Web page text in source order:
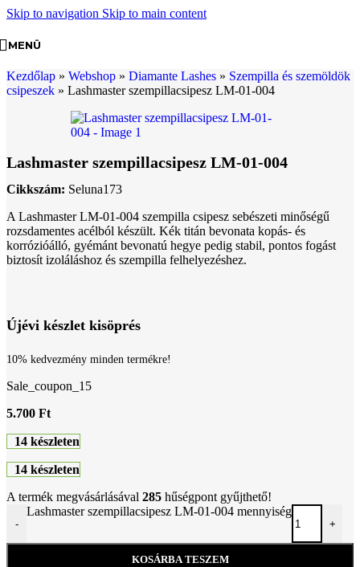
Skip to navigation Skip to main content
MENÜ
Kezdőlap » Webshop » Diamante Lashes » Szempilla és szemöldök
csipeszek » Lashmaster szempillacsipesz LM-01-004
Lashmaster szempillacsipesz LM-01-004
Cikkszám: Seluna173
A Lashmaster LM-01-004 szempilla csipesz sebészeti minőségű
rozsdamentes acélból készült. Kék titán bevonata kopás- és
korrózióálló, gyémánt bevonatú hegye pedig stabil, pontos fogást
biztosít izoláláshoz és szempilla felhelyezéshez.
Újévi készlet kisöprés
10% kedvezmény minden termékre!
Sale_coupon_15
5.700 Ft
14 készleten
14 készleten
A termék megvásárlásával 285 hűségpont gyűjthető!
-
Lashmaster szempillacsipesz LM-01-004 mennyiség
+
KOSÁRBA TESZEM